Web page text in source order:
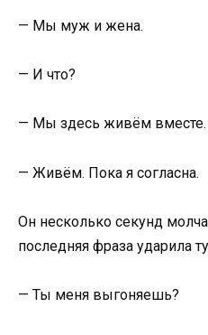
— Мы муж и жена.
— И что?
— Мы здесь живём вместе.
— Живём. Пока я согласна.
Он несколько секунд
последняя фраза ударила
— Ты меня выгоняешь?